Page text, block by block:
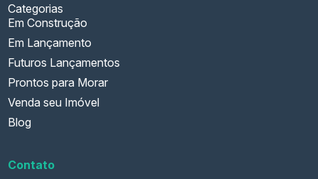
Categorias
Em Construção
Em Lançamento
Futuros Lançamentos
Prontos para Morar
Venda seu Imóvel
Blog
Contato